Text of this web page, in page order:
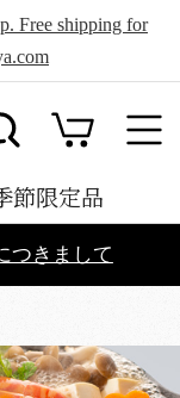
Free shipping for
節限定品
つきまして